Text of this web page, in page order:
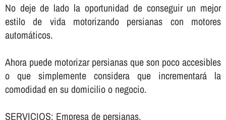
No deje de lado la oportunidad de conseguir un mejor
estilo de vida motorizando persianas con motores
automáticos.
Ahora puede motorizar persianas que son poco accesibles
o que simplemente considera que incrementará la
comodidad en su domicilio o negocio.
SERVICIOS: Empresa de persianas.